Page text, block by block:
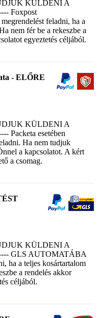
KÜLDENI A
Foxpost
feladni, ha a
nem fér be a rekeszbe a
egyeztetés céljából.
- ELŐRE
KÜLDENI A
Packeta esetében
Ha nem tudjuk
a kapcsolatot. A kért
a csomag.
KÜLDENI A
GLS AUTOMATÁBA
ha a teljes kosártartalom
a rendelés akkor
céljából.